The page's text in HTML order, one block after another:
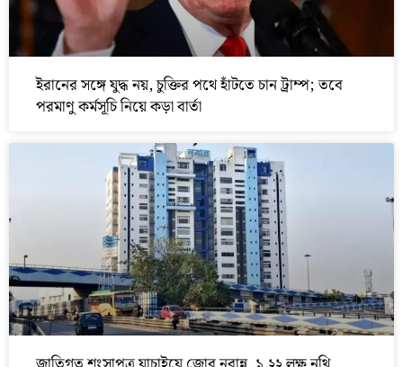
ইরানের সঙ্গে যুদ্ধ নয়, চুক্তির পথে হাঁটতে চান ট্রাম্প; তবে
পরমাণু কর্মসূচি নিয়ে কড়া বার্তা